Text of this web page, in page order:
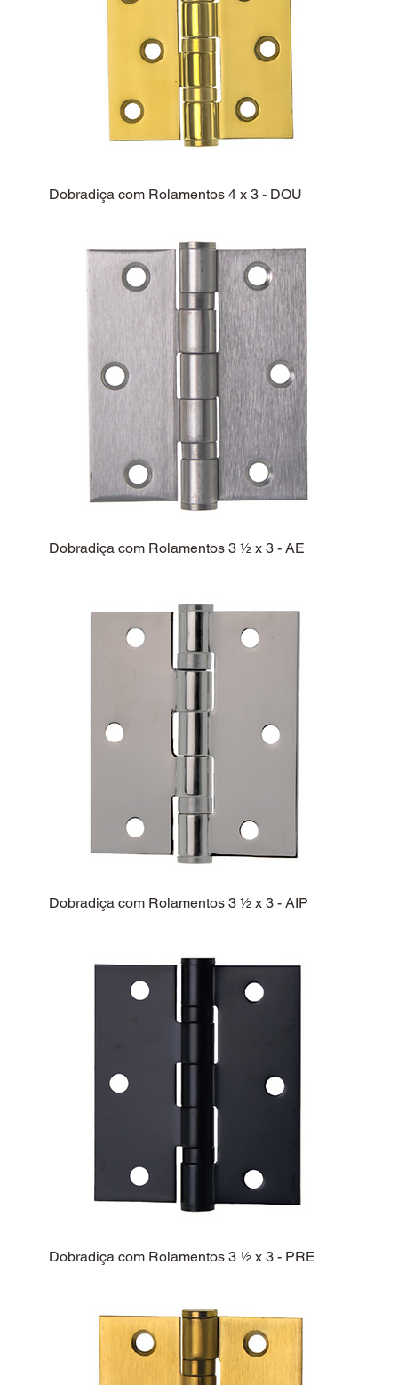
Dobradiça com Rolamentos 4 x 3 - DOU
Dobradiça com Rolamentos 3 ½ x 3 - AE
Dobradiça com Rolamentos 3 ½ x 3 - AIP
Dobradiça com Rolamentos 3 ½ x 3 - PRE